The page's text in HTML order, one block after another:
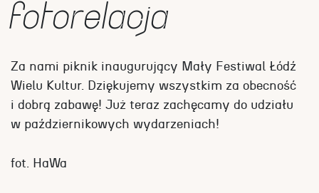
fotorelacja
Za nami piknik inaugurujący Mały Festiwal Łódź
Wielu Kultur. Dziękujemy wszystkim za obecność
i dobrą zabawę! Już teraz zachęcamy do udziału
w październikowych wydarzeniach!
fot. HaWa